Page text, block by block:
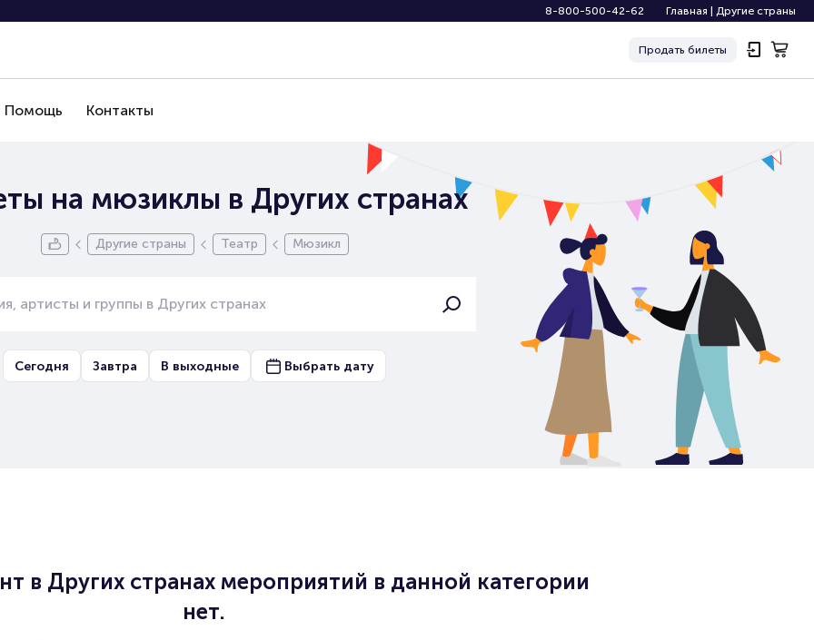
8-800-500-42-62 Главная Другие страны
Продать билеты
Помощь Контакты
на мюзиклы в Других странах
Другие страны Театр Мюзикл
Сегодня Завтра В выходные Выбрать дату
в Других странах мероприятий в данной категории
нет.